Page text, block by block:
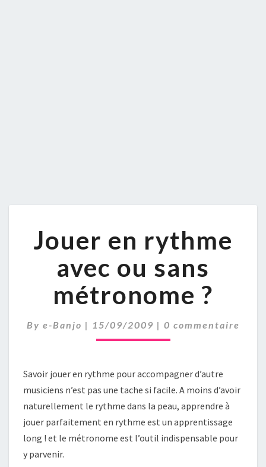
EN
RYTHME
OU
MÉTRONOME
Jouer en rythme
avec ou sans
métronome ?
By e-Banjo | 15/09/2009 | Comments
0 commentaire
Savoir jouer en rythme pour accompagner d’autre
musiciens n’est pas une tache si facile. A moins d’avoir
naturellement le rythme dans la peau, apprendre à
jouer parfaitement en rythme est un apprentissage
long ! et le métronome est l’outil indispensable pour
y parvenir.